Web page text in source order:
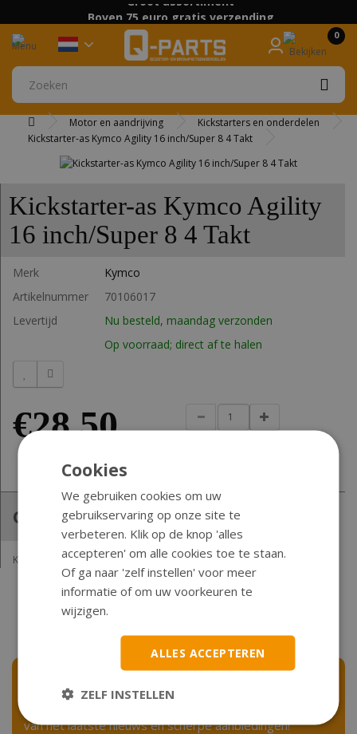
Boven 75 euro gratis verzending
0
Motor en aandrijving
Kickstarters en onderdelen
Kickstarter-as Kymco Agility 16 inch/Super 8 4 Takt
Kickstarter-as Kymco Agility
16 inch/Super 8 4 Takt
Merk
Kymco
Artikelnummer
70106017
Levertijd
Nu besteld, maandag verzonden
Op voorraad; direct af te halen
€28,50
Omschrijving
Kymco 28250-LEJ2-E10
van het laatste nieuws en scherpe aanbiedingen!
Cookies
We gebruiken cookies om uw
gebruikservaring op onze site te
verbeteren. Klik op de knop 'alles
accepteren' om alle cookies toe te staan.
Of ga naar 'zelf instellen' voor meer
informatie of om uw voorkeuren te
wijzigen.
ALLES ACCEPTEREN
ZELF INSTELLEN